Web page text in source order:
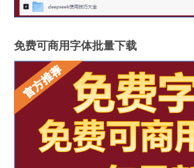
免费可商用字体批量下载